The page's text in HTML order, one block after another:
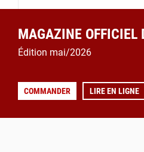
MAGAZINE OFFICIEL
Édition mai/2026
COMMANDER LIRE EN LIGNE